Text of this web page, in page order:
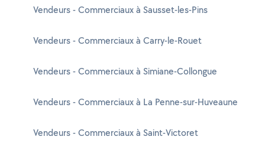
Vendeurs - Commerciaux à Sausset-les-Pins
Vendeurs - Commerciaux à Carry-le-Rouet
Vendeurs - Commerciaux à Simiane-Collongue
Vendeurs - Commerciaux à La Penne-sur-Huveaune
Vendeurs - Commerciaux à Saint-Victoret